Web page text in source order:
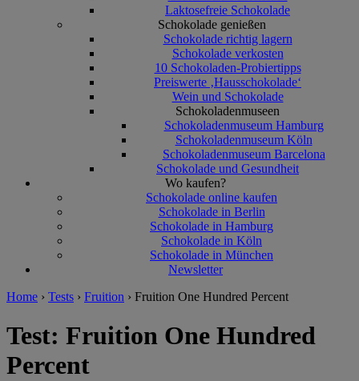
Laktosefreie Schokolade
Schokolade genießen
Schokolade richtig lagern
Schokolade verkosten
10 Schokoladen-Probiertipps
Preiswerte ‚Hausschokolade‘
Wein und Schokolade
Schokoladenmuseen
Schokoladenmuseum Hamburg
Schokoladenmuseum Köln
Schokoladenmuseum Barcelona
Schokolade und Gesundheit
Wo kaufen?
Schokolade online kaufen
Schokolade in Berlin
Schokolade in Hamburg
Schokolade in Köln
Schokolade in München
Newsletter
Home › Tests › Fruition › Fruition One Hundred Percent
Test: Fruition One Hundred
Percent